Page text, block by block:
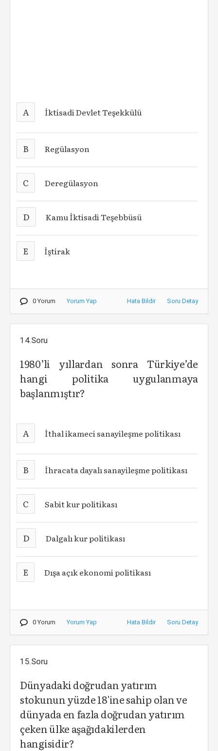
A İktisadi Devlet Teşekkülü
B Regülasyon
C Deregülasyon
D Kamu İktisadi Teşebbüsü
E İştirak
0 Yorum Yorum Yap Hata Bildir Soru Detay
14.Soru
1980’li yıllardan sonra Türkiye’de
hangi politika uygulanmaya
başlanmıştır?
A İthal ikameci sanayileşme politikası
B İhracata dayalı sanayileşme politikası
C Sabit kur politikası
D Dalgalı kur politikası
E Dışa açık ekonomi politikası
0 Yorum Yorum Yap Hata Bildir Soru Detay
15.Soru
Dünyadaki doğrudan yatırım
stokunun yüzde 18'ine sahip olan ve
dünyada en fazla doğrudan yatırım
çeken ülke aşağıdakilerden
hangisidir?